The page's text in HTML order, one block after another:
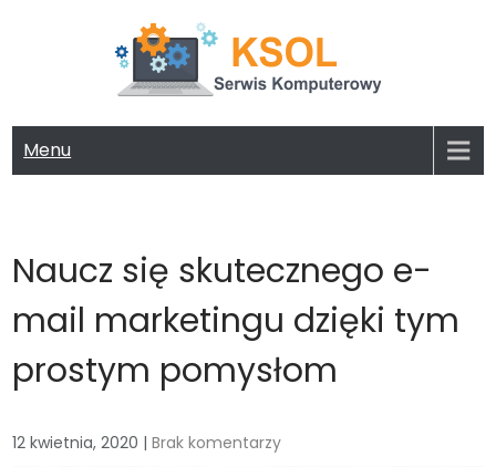
KSOL FIRMA KOMPUTEROWA
naszą ofertą!
Menu
Naucz się skutecznego e-
mail marketingu dzięki tym
prostym pomysłom
12 kwietnia, 2020 |Brak komentarzy